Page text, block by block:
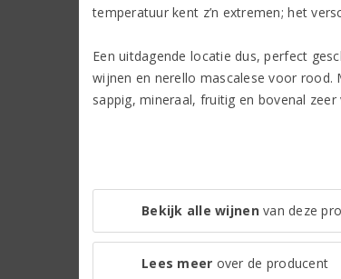
temperatuur kent z’n extremen; het
Een uitdagende locatie dus, perfect
wijnen en nerello mascalese voor rood.
sappig, mineraal, fruitig en bovenal zeer
Bekijk alle wijnenvan deze
Lees meer over de producent